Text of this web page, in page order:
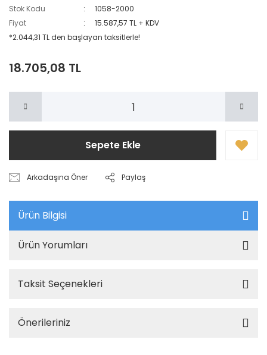
Stok Kodu
1058-2000
Fiyat
15.587,57 TL + KDV
*2.044,31 TL den başlayan taksitlerle!
18.705,08 TL
Sepete Ekle
Arkadaşına Öner Paylaş
Ürün Bilgisi
Ürün Yorumları
Taksit Seçenekleri
Önerileriniz